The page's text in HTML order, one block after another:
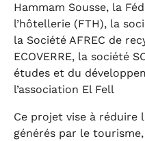
Hammam Sousse, la
l’hôtellerie (FTH), la
la Société AFREC de
ECOVERRE, la société
études et du
l’association El Fell
Ce projet vise à réduire
générés par le